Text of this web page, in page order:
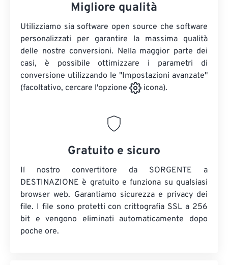
Migliore qualità
Utilizziamo sia software open source che software
personalizzati per garantire la massima qualità
delle nostre conversioni. Nella maggior parte dei
casi, è possibile ottimizzare i parametri di
conversione utilizzando le "Impostazioni avanzate"
(facoltativo, cercare l'opzione
icona).
Gratuito e sicuro
Il nostro convertitore da SORGENTE a
DESTINAZIONE è gratuito e funziona su qualsiasi
browser web. Garantiamo sicurezza e privacy dei
file. I file sono protetti con crittografia SSL a 256
bit e vengono eliminati automaticamente dopo
poche ore.